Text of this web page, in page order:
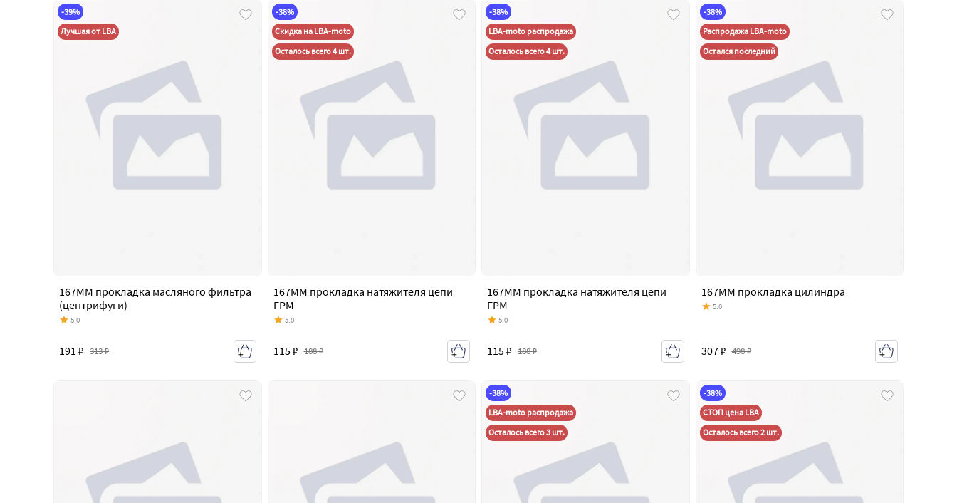
-39%
Лучшая от LBA
167MM прокладка масляного фильтра
(центрифуги)
5.0
191 ₽ 313 ₽
-38%
Скидка на LBA-moto
Осталось всего 4 шт.
167MM прокладка натяжителя цепи
ГРМ
5.0
115 ₽ 188 ₽
-38%
LBA-moto распродажа
Осталось всего 4 шт.
167MM прокладка натяжителя цепи
ГРМ
5.0
115 ₽ 188 ₽
-38%
Распродажа LBA-moto
Остался последний
167MM прокладка цилиндра
5.0
307 ₽ 498 ₽
-38%
LBA-moto распродажа
Осталось всего 3 шт.
-38%
СТОП цена LBA
Осталось всего 2 шт.